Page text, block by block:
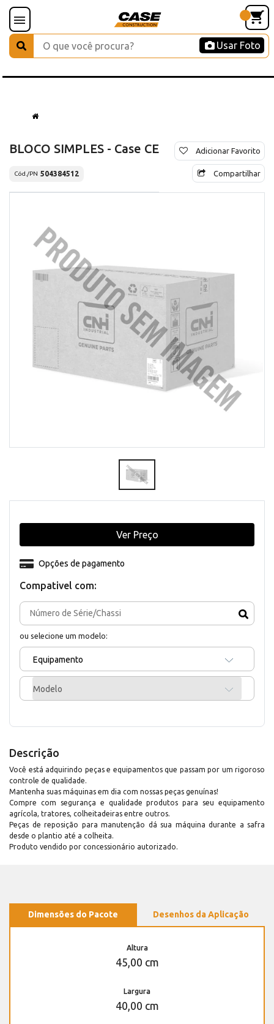
Usar Foto
BLOCO SIMPLES - Case CE
Cód./PN 504384512
Adicionar Favorito
Compartilhar
Compativel com:
ou selecione um modelo:
Equipamento
Modelo
Opções de pagamento
Ver Preço
Descrição
Você está adquirindo peças e equipamentos que passam por um rigoroso
controle de qualidade.
Mantenha suas máquinas em dia com nossas peças genuínas!
Compre com segurança e qualidade produtos para seu equipamento
agrícola, tratores, colheitadeiras entre outros.
Peças de reposição para manutenção dá sua máquina durante a safra
desde o plantio até a colheita.
Produto vendido por concessionário autorizado.
Dimensões do Pacote Desenhos da Aplicação
Altura
45,00 cm
Largura
40,00 cm